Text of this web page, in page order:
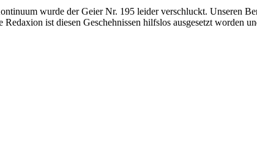
wurde der Geier Nr. 195 leider verschluckt. Unseren
ist diesen Geschehnissen hilfslos ausgesetzt worden